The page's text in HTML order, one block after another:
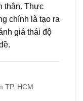
thân. Thực
chính là tạo ra
giá thái độ
TP. HCM